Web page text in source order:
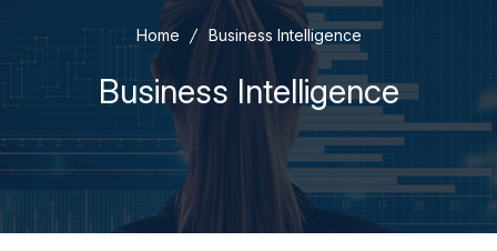
Soluzioni
Home Business Intelligence
Business Intelligence